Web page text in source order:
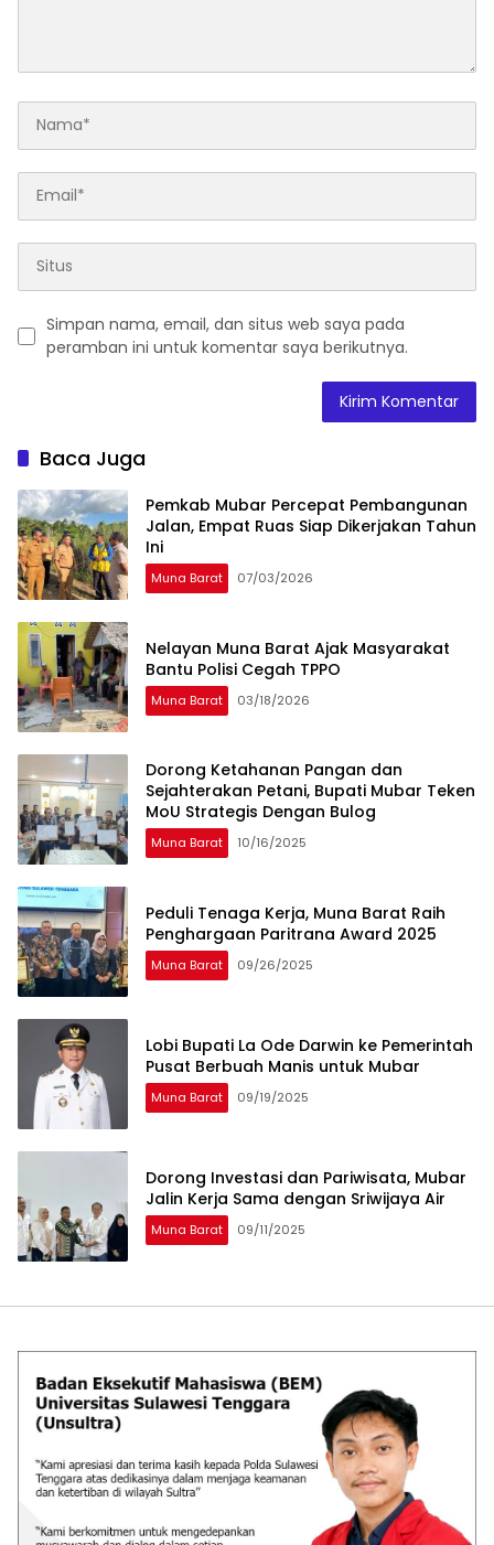
Simpan nama, email, dan situs web saya pada
peramban ini untuk komentar saya berikutnya.
Baca Juga
Pemkab Mubar Percepat Pembangunan
Jalan, Empat Ruas Siap Dikerjakan Tahun
Ini
Muna Barat 07/03/2026
Nelayan Muna Barat Ajak Masyarakat
Bantu Polisi Cegah TPPO
Muna Barat 03/18/2026
Dorong Ketahanan Pangan dan
Sejahterakan Petani, Bupati Mubar Teken
MoU Strategis Dengan Bulog
Muna Barat 10/16/2025
Peduli Tenaga Kerja, Muna Barat Raih
Penghargaan Paritrana Award 2025
Muna Barat 09/26/2025
Lobi Bupati La Ode Darwin ke Pemerintah
Pusat Berbuah Manis untuk Mubar
Muna Barat 09/19/2025
Dorong Investasi dan Pariwisata, Mubar
Jalin Kerja Sama dengan Sriwijaya Air
Muna Barat 09/11/2025